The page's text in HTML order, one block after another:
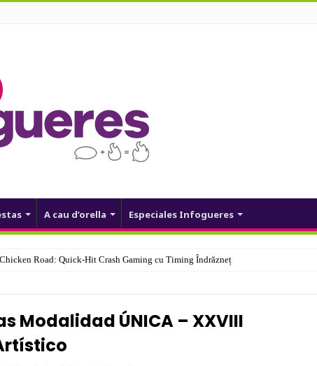
A cau d’orella Especiales Infogueres
Chicken Road: Quick‑Hit Crash Gaming cu Timing Îndrăzneț
Modalidad ÚNICA – XXVIII